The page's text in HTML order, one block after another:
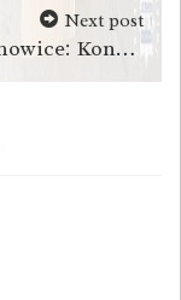
Next post
Starachowice: Kontrabanda w samochodzie 58-latka